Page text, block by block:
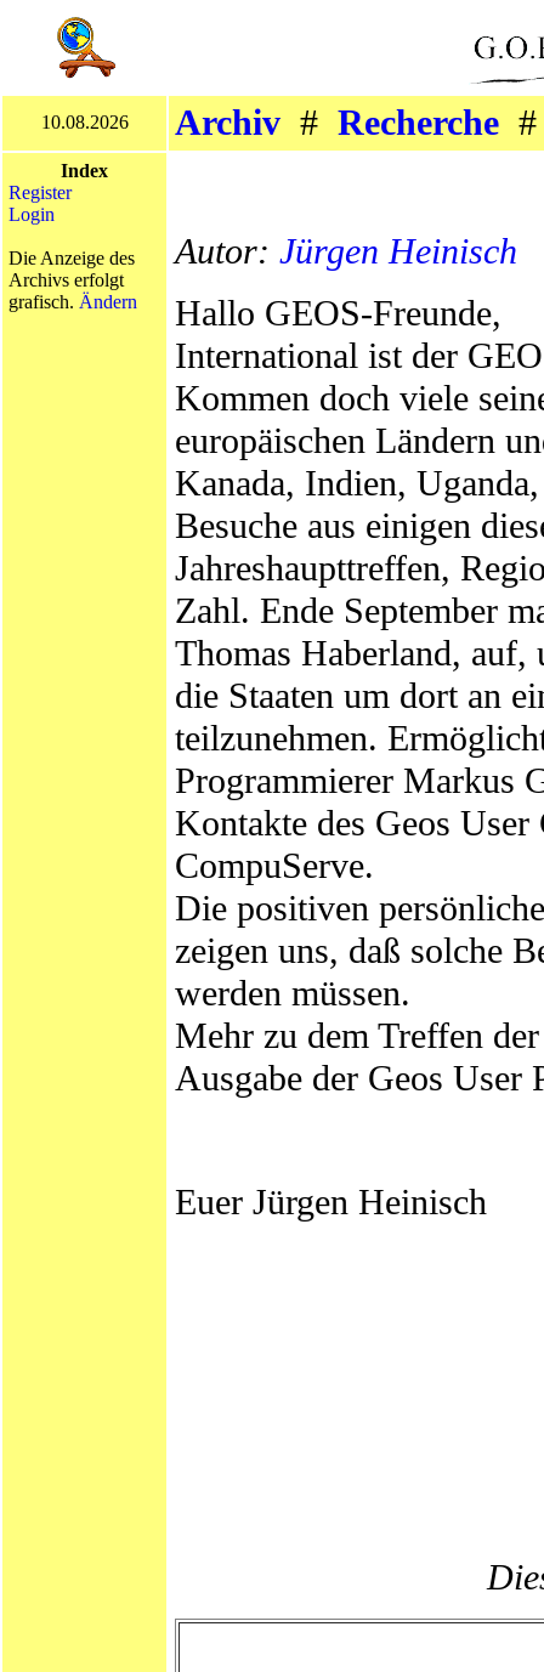
10.08.2026 Archiv # Recherche
Index
Register
Login
Die Anzeige des
Archivs erfolgt
grafisch. Ändern
Autor: Jürgen Heinisch
Hallo GEOS-Freunde,
International ist der
Kommen doch viele
europäischen Ländern
Kanada, Indien,
Besuche aus einigen
Jahreshaupttreffen,
Zahl. Ende September
Thomas Haberland, auf,
die Staaten um dort an
teilzunehmen.
Programmierer Markus
Kontakte des Geos
CompuServe.
Die positiven
zeigen uns, daß solche
werden müssen.
Mehr zu dem Treffen
Ausgabe der Geos User
Euer Jürgen Heinisch